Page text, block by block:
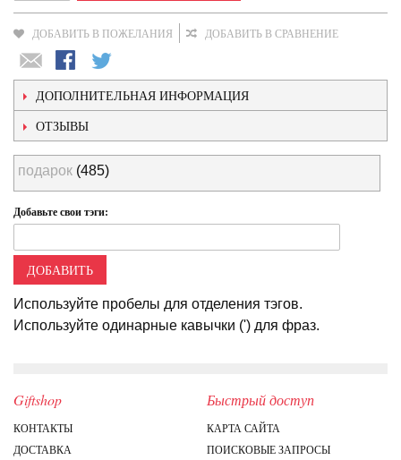
ДОБАВИТЬ В ПОЖЕЛАНИЯ ДОБАВИТЬ В СРАВНЕНИЕ
ДОПОЛНИТЕЛЬНАЯ ИНФОРМАЦИЯ
ОТЗЫВЫ
подарок (485)
Добавьте свои тэги:
ДОБАВИТЬ
Используйте пробелы для отделения тэгов.
Используйте одинарные кавычки (') для фраз.
Giftshop
КОНТАКТЫ
ДОСТАВКА
Быстрый доступ
КАРТА САЙТА
ПОИСКОВЫЕ ЗАПРОСЫ